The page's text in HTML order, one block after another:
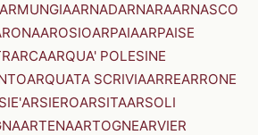
ARMUNGIAARNADARNARAARNASCO
AROSIOARPAIAARPAISE
ARQUA' POLESINE
ARQUATA SCRIVIAARREARRONE
ARSIEROARSITAARSOLI
ARTENAARTOGNEARVIER